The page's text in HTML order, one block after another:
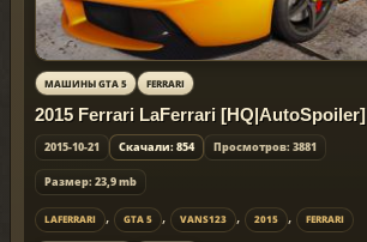
МАШИНЫ GTA 5 FERRARI
2015 Ferrari LaFerrari [HQ|AutoSpoiler]
2015-10-21 Скачали: 854 Просмотров: 3881
Размер: 23,9 mb
LAFERRARI , GTA 5 , VANS123 , 2015 , FERRARI